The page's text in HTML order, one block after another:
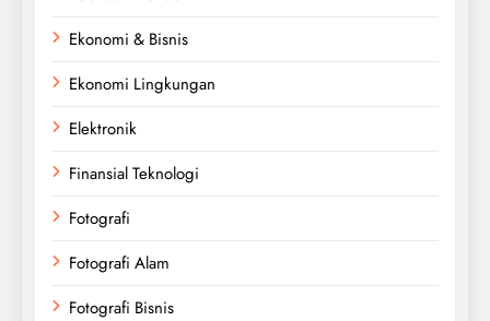
Ekonomi & Bisnis
Ekonomi Lingkungan
Elektronik
Finansial Teknologi
Fotografi
Fotografi Alam
Fotografi Bisnis